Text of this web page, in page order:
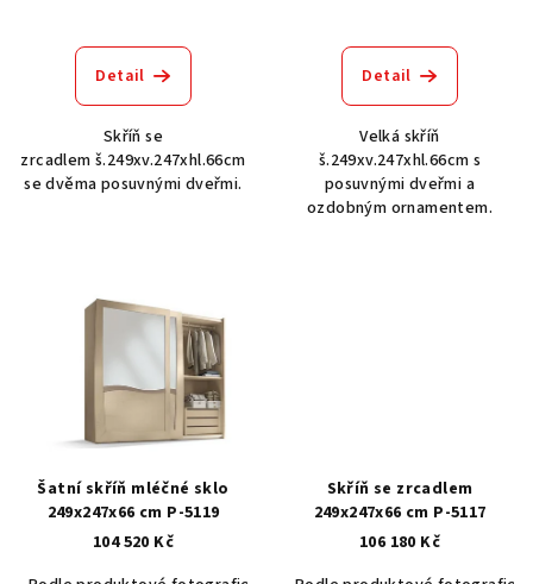
Detail
Skříň se
zrcadlem š.249xv.247xhl.66cm
se dvěma posuvnými dveřmi.
Detail
Velká skříň
š.249xv.247xhl.66cm s
posuvnými dveřmi a
ozdobným ornamentem.
Šatní skříň mléčné sklo
249x247x66 cm P-5119
104 520 Kč
Skříň se zrcadlem
249x247x66 cm P-5117
106 180 Kč